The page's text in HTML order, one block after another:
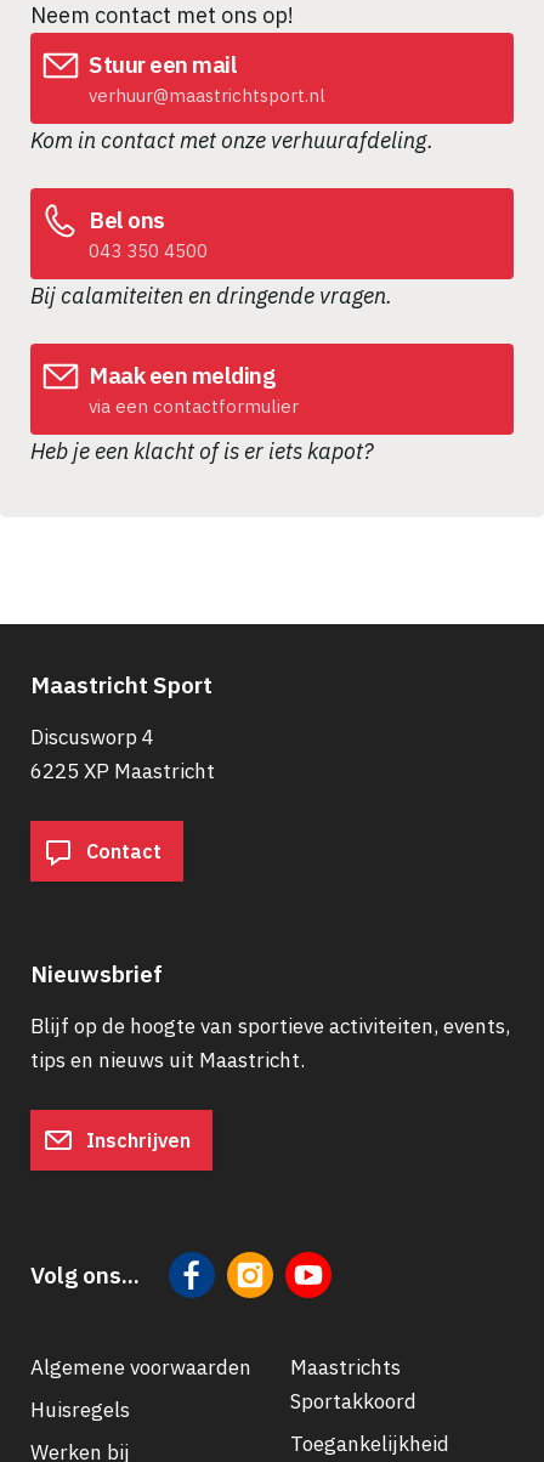
Neem contact met ons op!
Stuur een mail
verhuur@maastrichtsport.nl
Kom in contact met onze verhuurafdeling.
Bel ons
043 350 4500
Bij calamiteiten en dringende vragen.
Maak een melding
via een contactformulier
Heb je een klacht of is er iets kapot?
Maastricht Sport
Discusworp 4
6225 XP Maastricht
Contact
Nieuwsbrief
Blijf op de hoogte van sportieve activiteiten, events,
tips en nieuws uit Maastricht.
Inschrijven
Volg ons...
Footer
Algemene voorwaarden
Huisregels
Werken bij
Maastrichts
Sportakkoord
Toegankelijkheid